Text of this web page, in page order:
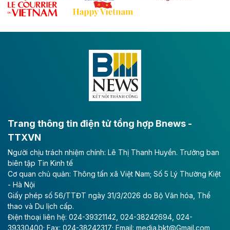
Đề xuất đầu tư 11.500 tỷ đồng xây dựng cao
tốc CT.11 qua Ninh Bình
Đông A dài khoảng 25,1 km được kỳ vọng sẽ tạo động
lực phát triển kinh tế - xã hội khu vực phía Nam đồng
Long Thành
Tổng công ty Cảng hàng không Việt Nam - CTCP
(ACV) vừa lập kỷ lục mới về lợi nhuận trong quý
II/2026.
Theo baodautu.vn
Vinaconex lập đỉnh doanh thu
Tổng CTCP Xuất nhập khẩu và Xây dựng Việt Nam
Trang thông tin điện tử tổng hợp Bnews -
TTXVN
Người chịu trách nhiệm chính: Lê Thị Thanh Huyền. Trưởng ban
biên tập Tin Kinh tế
Cơ quan chủ quản: Thông tấn xã Việt Nam; Số 5 Lý Thường Kiệt
- Hà Nội
Giấy phép số 56/TTĐT ngày 31/3/2026 do Bộ Văn hóa, Thể
thao và Du lịch cấp.
Điện thoại liên hệ: 024-39321142, 024-38242694, 024-
39330400; Fax: 024-38242317; Email: media.bkt@Gmail.com